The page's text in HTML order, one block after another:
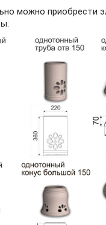
можно приобрести